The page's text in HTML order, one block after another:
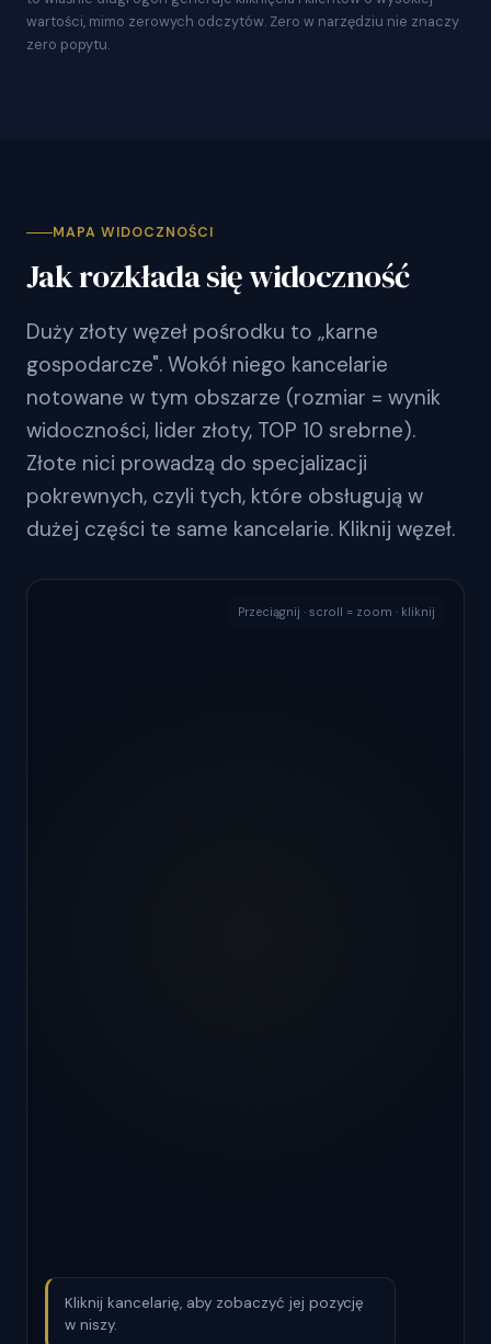
wartości, mimo zerowych odczytów. Zero w narzędziu nie znaczy
zero popytu.
MAPA WIDOCZNOŚCI
Jak rozkłada się widoczność
Duży złoty węzeł pośrodku to „karne
gospodarcze". Wokół niego kancelarie
notowane w tym obszarze (rozmiar = wynik
widoczności, lider złoty, TOP 10 srebrne).
Złote nici prowadzą do specjalizacji
pokrewnych, czyli tych, które obsługują w
dużej części te same kancelarie. Kliknij węzeł.
Kliknij kancelarię, aby zobaczyć jej pozycję
w niszy.
Przeciągnij · scroll = zoom · kliknij